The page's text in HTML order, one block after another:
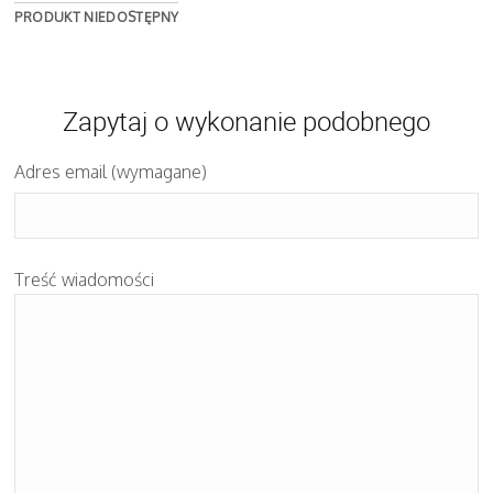
PRODUKT NIEDOSTĘPNY
Zapytaj o wykonanie podobnego
Adres email (wymagane)
Treść wiadomości